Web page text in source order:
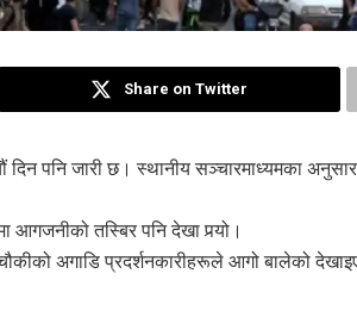
Share on Twitter
दिन पनि जारी छ। स्थानीय सञ्चारमाध्यमका अनुसार
आगजनीको तस्बिर पनि देखा पर्‍यो।
अगाडि प्रदर्शनकारीहरूले आगो बालेको